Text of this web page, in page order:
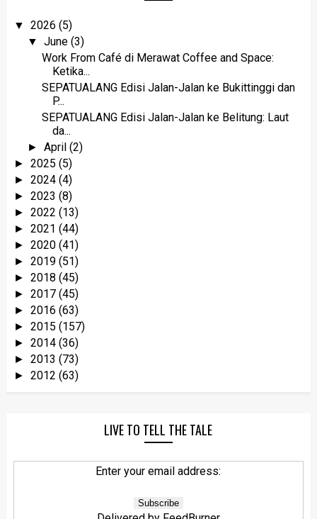
▼ 2026 (5)
▼June(3)
Work From Café di Merawat Coffee and Space:
Ketika...
SEPATUALANG Edisi Jalan-Jalan ke Bukittinggi dan
P...
SEPATUALANG Edisi Jalan-Jalan ke Belitung: Laut
da...
►April(2)
► 2025 (5)
► 2024 (4)
► 2023 (8)
► 2022 (13)
► 2021 (44)
► 2020 (41)
► 2019 (51)
► 2018 (45)
► 2017 (45)
► 2016 (63)
► 2015 (157)
► 2014 (36)
► 2013 (73)
► 2012 (63)
LIVE TO TELL THE TALE
Enter your email address: